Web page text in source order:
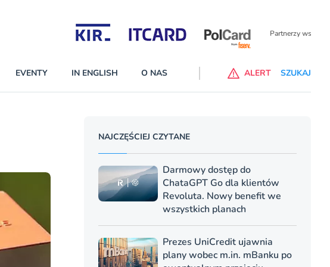
Partnerzy wspierający
W najniższych planach – Standard i Plus – z usługi będzie można korzsytać za
darmo przez trzy miesiące
Czytaj więcej
EVENTY IN ENGLISH O NAS ALERT SZUKAJ
NAJCZĘŚCIEJ CZYTANE
Darmowy dostęp do
ChataGPT Go dla klientów
Revoluta. Nowy benefit we
wszystkich planach
Prezes UniCredit ujawnia
plany wobec m.in. mBanku po